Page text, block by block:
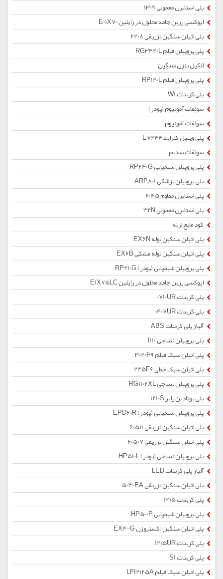
پلی استایرن معمولی 1309
اپوکسی رزین جامد محلول در زایلین E01X70
پلی اتیلن سنگین تزریقی 2208
پلی پروپیلن فیلم RG3420L
الکیل بنزن سنگین
پلی پروپیلن فیلم RP120L
پلی کربنات W1
سولفات آمونیوم (پودر)
سولفات آمونیوم
پلی وینیل کلراید E7244
سولفات سدیم
پلی پروپیلن شیمیایی RP240G
پلی پروپیلن پزشکی ARP801
پلی استایرن مقاوم 6045
پلی استایرن معمولی 32N
کود مایع ازته
پلی اتیلن سنگین لوله EX6N
پلی اتیلن سنگین لوله مشکی EX6B
پلی پروپیلن شیمیایی (پودر) RP210G
اپوکسی رزین جامد محلول در زایلین E1X75LC
پلی کربنات 0710UR
پلی کربنات 0407UR
آلیاژ پلی کربنات ABS
پلی پروپیلن نساجی I110
پلی اتیلن سبک فیلم 3020F9
پلی اتیلن سبک خطی 235F6
پلی پروپیلن نساجی RG1102XL
پلی بوتادین رابر 1210S
پلی پروپیلن شیمیایی (پودر) EPD60R
پلی اتیلن سنگین تزریقی 60511
پلی اتیلن سنگین تزریقی 60507
پلی پروپیلن نساجی (پودر) HP510L
آلیاژ پلی کربنات LED
پلی اتیلن سنگین تزریقی 5030EA
پلی کربنات 1215
پلی پروپیلن شیمیایی HP500P
پلی اتیلن سنگین اکستروژن EX3-G
پلی کربنات 1215UR
پلی کربنات S1
پلی اتیلن سبک فیلم LFI2125A